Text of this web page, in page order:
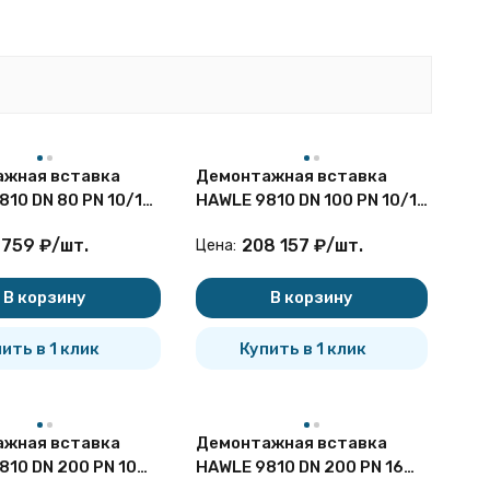
порошка. Средний фланец выполнен из
таблицей (см. изображение) с
отличается простотой монтажа и демонтажа.
и различных областях промышленности
вставка
DN 80 PN 10/16
₽/шт.
В корзину
в 1 клик
Демонтажная вставка
HAWLE 9810 DN 100 PN 10/16
Цена: 208 157 ₽/шт.
В корзину
Купить в 1 клик
вставка
DN 200 PN 10
Демонтажная вставка
HAWLE 9810 DN 200 PN 16